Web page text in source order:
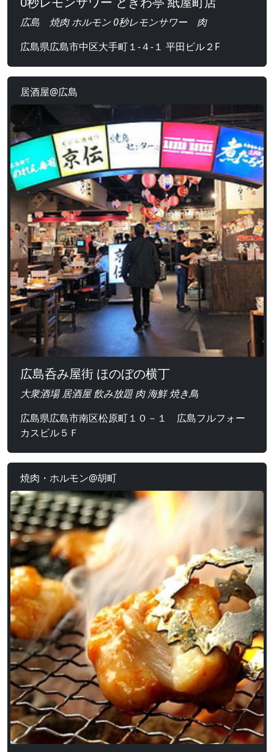
広島 焼肉 ホルモン 0秒レモンサワー 肉
広島県広島市中区大手町１-４-１ 平田ビル２F
居酒屋@広島
広島呑み屋街 ほのぼの横丁
大衆酒場 居酒屋 飲み放題 肉 海鮮 焼き鳥
広島県広島市南区松原町１０－１ 広島フルフォー
カスビル５Ｆ
焼肉・ホルモン@胡町